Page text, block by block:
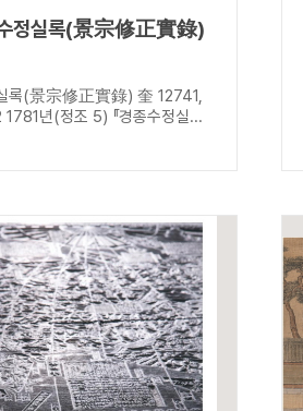
정실록(景宗修正實錄)
록(景宗修正實錄) 奎 12741,
년(정조 5) 『경종수정실...